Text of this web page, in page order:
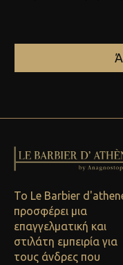
Το Le Barbier
προσφέρει μια
επαγγελματική και
στιλάτη εμπειρία για
τους άνδρες που